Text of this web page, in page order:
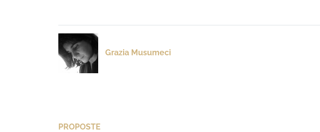
Grazia Musumeci
PROPOSTE